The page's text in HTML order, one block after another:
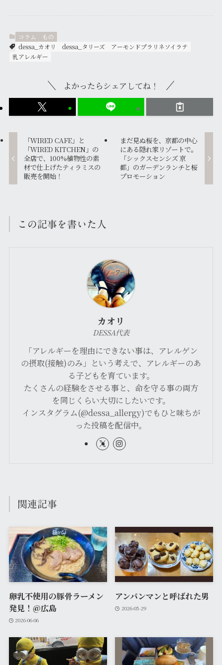
コラム
もの
dessa_カオリ
dessa_タリーズ
アーモンドプラリネソイラテ
乳アレルギー
よかったらシェアしてね！
「WIRED CAFE」と
「WIRED KITCHEN」の
全店で、100%植物性の素
材で仕上げたティラミスの
販売を開始！
まだ見ぬ桜を、京都の中心
にある隠れ家リゾートで。
「シックスセンシズ 京
都」のガーデンランチと桜
プロモーション
この記事を書いた人
カオリ
DESSA代表
「アレルギーを理由にできない事は、アレルゲン
の摂取(接触)のみ」という考えで、アレルギーのあ
る子どもを育ています。
たくさんの経験をさせる事と、命を守る事の両方
を同じくらい大切にしたいです。
インスタグラム(@dessa_allergy)でもひと味ちが
った投稿を配信中。
関連記事
卵乳不使用の豚骨ラーメン
発見！@広島
2026-06-06
アンパンマンと呼ばれた男
2026-05-29